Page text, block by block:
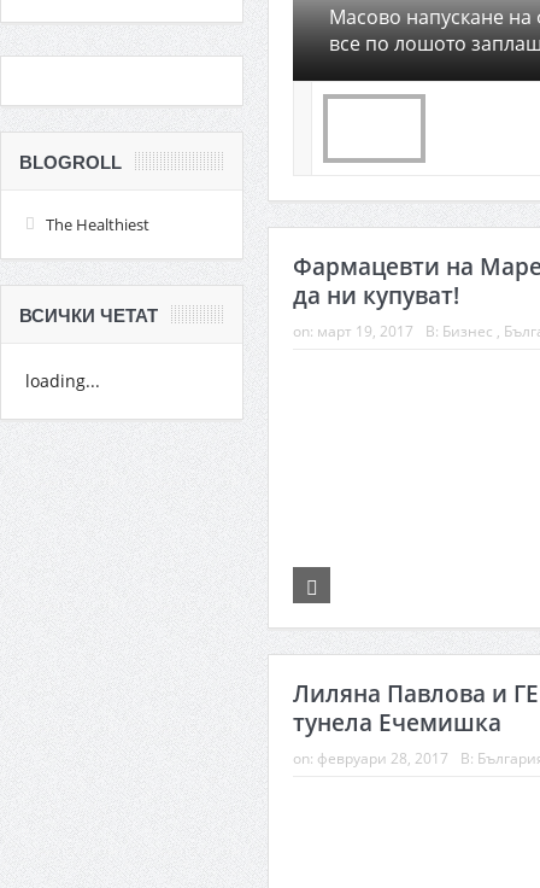
Масово напускане
все по лошото
Фармацевти на
да ни купуват!
on: март 19, 2017 В: Бизнес ,
Лиляна Павлова и
тунела Ечемишка
on: февруари 28, 2017 В:
BLOGROLL
The Healthiest
ВСИЧКИ ЧЕТАТ
loading...